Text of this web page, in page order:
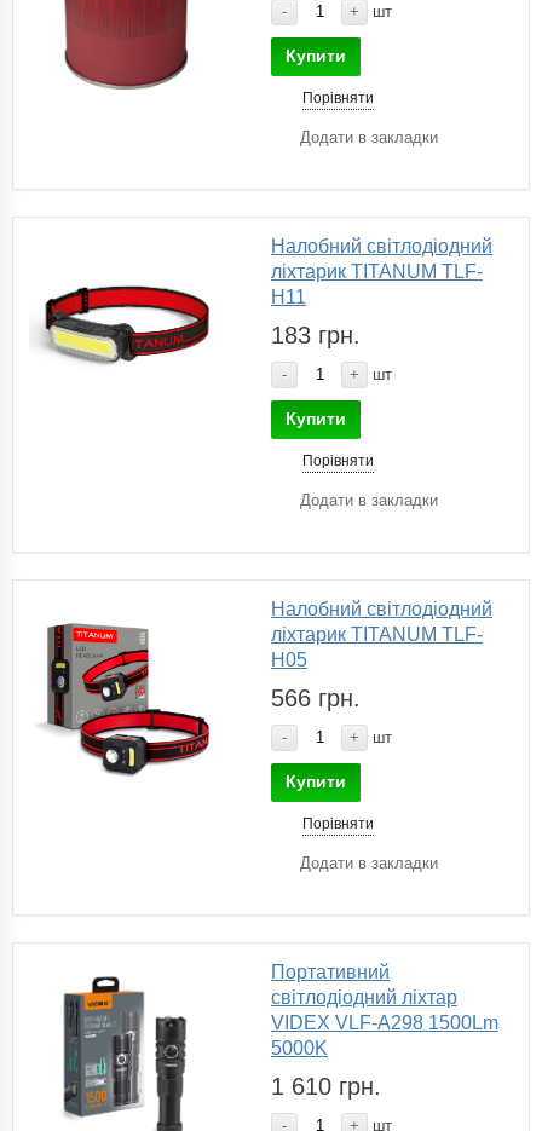
- + шт
Купити
Порівняти
Додати в закладки
Налобний світлодіодний
ліхтарик TITANUM TLF-
H11
183 грн.
- + шт
Купити
Порівняти
Додати в закладки
Налобний світлодіодний
ліхтарик TITANUM TLF-
H05
566 грн.
- + шт
Купити
Порівняти
Додати в закладки
Портативний
світлодіодний ліхтар
VIDEX VLF-A298 1500Lm
5000K
1 610 грн.
- + шт